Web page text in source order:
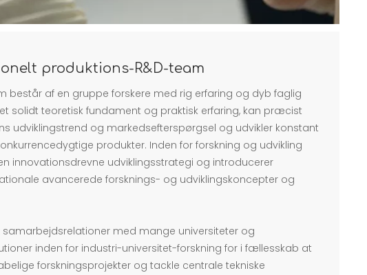
produktions-R&D-team
består af en gruppe forskere med rig erfaring og dyb faglig
solidt teoretisk fundament og praktisk erfaring, kan præcist
udviklingstrend og markedsefterspørgsel og udvikler konstant
produkter. Inden for forskning og udvikling
innovationsdrevne udviklingsstrategi og introducerer
avancerede forsknings- og udviklingskoncepter og
samarbejdsrelationer med mange universiteter og
inden for industri-universitet-forskning for i fællesskab at
forskningsprojekter og tackle centrale tekniske